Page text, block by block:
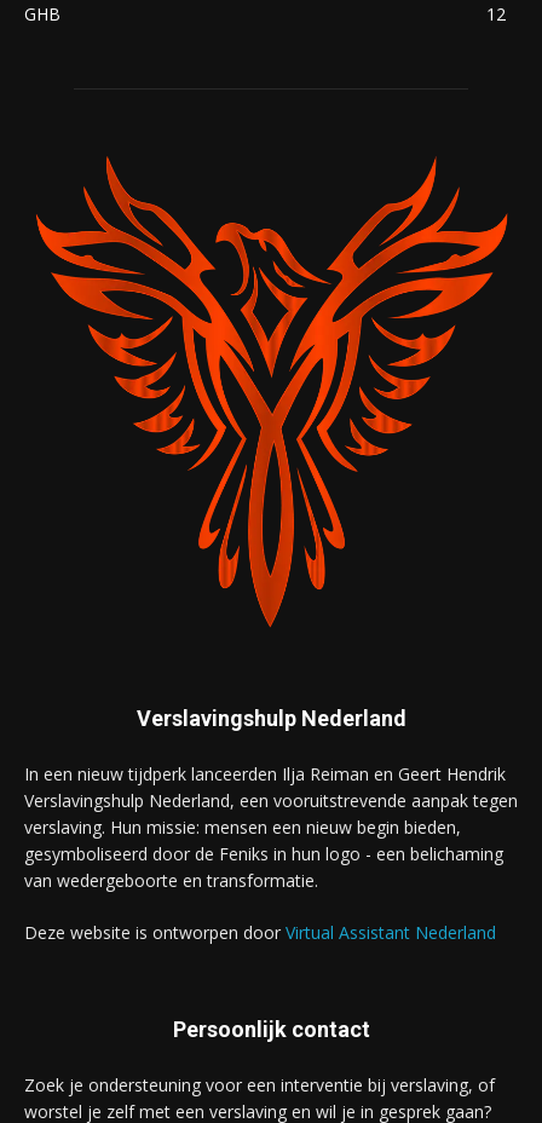
GHB
12
Verslavingshulp Nederland
In een nieuw tijdperk lanceerden Ilja Reiman en Geert Hendrik
Verslavingshulp Nederland, een vooruitstrevende aanpak tegen
verslaving. Hun missie: mensen een nieuw begin bieden,
gesymboliseerd door de Feniks in hun logo - een belichaming
van wedergeboorte en transformatie.
Deze website is ontworpen door Virtual Assistant Nederland
Persoonlijk contact
Zoek je ondersteuning voor een interventie bij verslaving, of
worstel je zelf met een verslaving en wil je in gesprek gaan?